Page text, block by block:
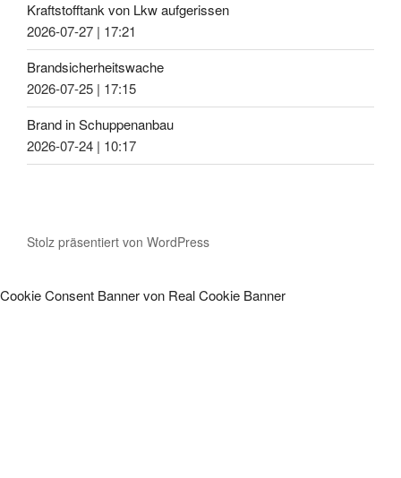
Kraftstofftank von Lkw aufgerissen
2026-07-27 | 17:21
Brandsicherheitswache
2026-07-25 | 17:15
Brand in Schuppenanbau
2026-07-24 | 10:17
Stolz präsentiert von WordPress
Cookie Consent Banner von Real Cookie Banner